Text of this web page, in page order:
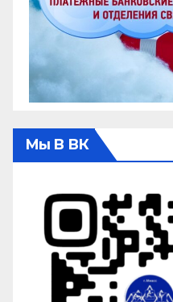
Мы В ВК